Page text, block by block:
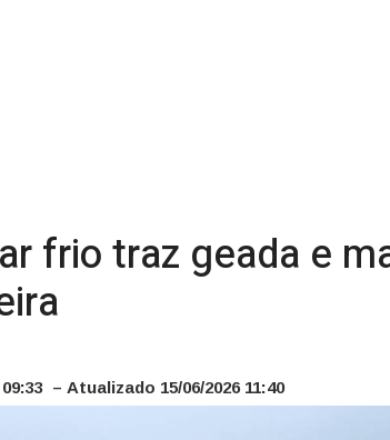
frio traz geada e
– Atualizado 15/06/2026 11:40